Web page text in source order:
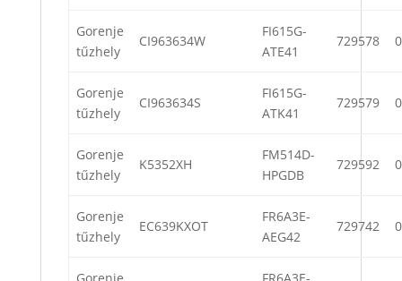
Gorenje
tűzhely
CI963634W
FI615G-
ATE41
729578
Gorenje
tűzhely
CI963634S
FI615G-
ATK41
729579
Gorenje
tűzhely
K5352XH
FM514D-
HPGDB
729592
Gorenje
tűzhely
EC639KXOT
FR6A3E-
AEG42
729742